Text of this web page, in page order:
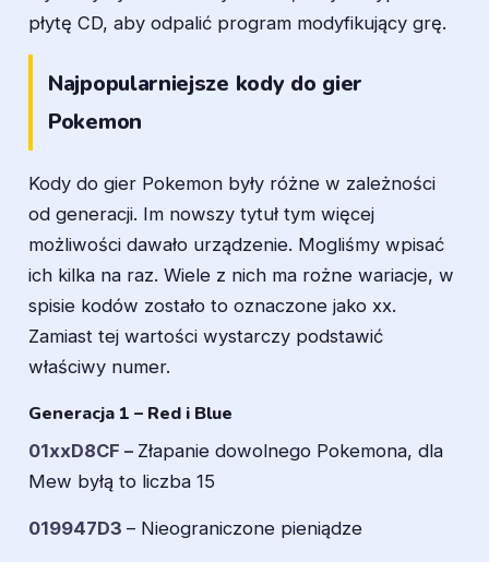
płytę CD, aby odpalić program modyfikujący grę.
Najpopularniejsze kody do gier
Pokemon
Kody do gier Pokemon były różne w zależności
od generacji. Im nowszy tytuł tym więcej
możliwości dawało urządzenie. Mogliśmy wpisać
ich kilka na raz. Wiele z nich ma rożne wariacje, w
spisie kodów zostało to oznaczone jako xx.
Zamiast tej wartości wystarczy podstawić
właściwy numer.
Generacja 1 – Red i Blue
01xxD8CF – Złapanie dowolnego Pokemona, dla
Mew byłą to liczba 15
019947D3 – Nieograniczone pieniądze